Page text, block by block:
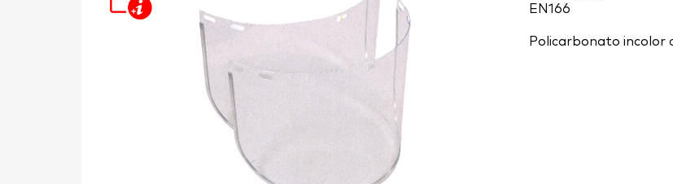
EN166
Policarbonato incolor